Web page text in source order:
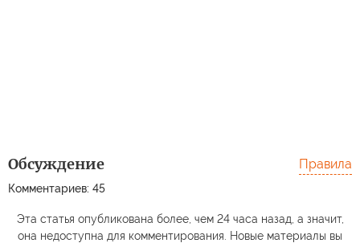
Обсуждение
Комментариев: 45
Правила
Эта статья опубликована более, чем 24 часа назад, а значит,
она недоступна для комментирования. Новые материалы вы